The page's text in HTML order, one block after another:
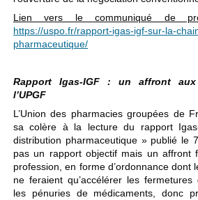
Lien vers le communiqué de
https://uspo.fr/rapport-igas-igf-sur-la-
pharmaceutique/
Rapport Igas-IGF : un affront aux
l’UPGF
L’Union des pharmacies groupées de
sa colère à la lecture du rapport
distribution pharmaceutique » publié le
pas un rapport objectif mais un affront
profession, en forme d’ordonnance dont
ne feraient qu’accélérer les fermetures
les pénuries de médicaments, donc